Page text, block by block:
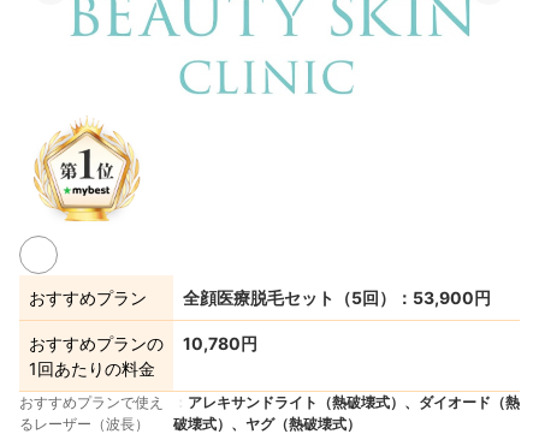
おすすめプラン 全顔医療脱毛セット（5回）：53,900円
おすすめプランの
1回あたりの料金
10,780円
おすすめプランで使え
るレーザー（波長）
アレキサンドライト（熱破壊式）、ダイオード（熱
破壊式）、ヤグ（熱破壊式）